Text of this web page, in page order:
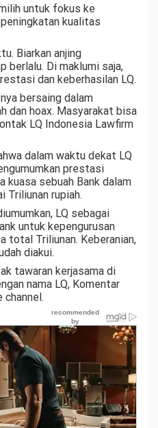
untuk fokus ke
kualitas
Biarkan anjing
berlalu. Di maklumi saja,
dan keberhasilan LQ.
bersaing dalam
dan hoax. Masyarakat bisa
LQ Indonesia Lawfirm
dalam waktu dekat LQ
prestasi
kuasa sebuah Bank dalam
Triliunan rupiah.
LQ sebagai
untuk kepengurusan
total Triliunan. Keberanian,
diakui.
tawaran kerjasama di
nama LQ, Komentar
channel.